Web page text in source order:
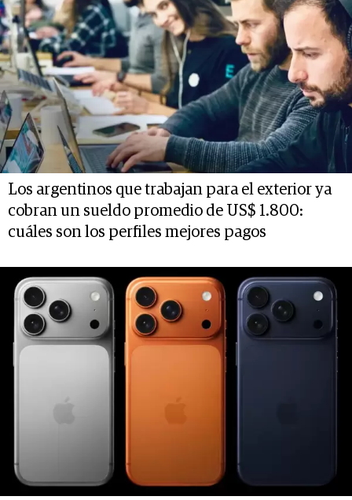
Los argentinos que trabajan para el exterior ya
cobran un sueldo promedio de US$ 1.800:
cuáles son los perfiles mejores pagos